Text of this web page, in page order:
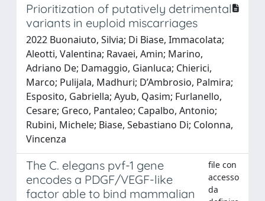
Prioritization of putatively detrimental
variants in euploid miscarriages
2022 Buonaiuto, Silvia; Di Biase, Immacolata;
Aleotti, Valentina; Ravaei, Amin; Marino,
Adriano De; Damaggio, Gianluca; Chierici,
Marco; Pulijala, Madhuri; D’Ambrosio, Palmira;
Esposito, Gabriella; Ayub, Qasim; Furlanello,
Cesare; Greco, Pantaleo; Capalbo, Antonio;
Rubini, Michele; Biase, Sebastiano Di; Colonna,
Vincenza
The C. elegans pvf-1 gene
encodes a PDGF/VEGF-like
factor able to bind mammalian
file con
accesso
da